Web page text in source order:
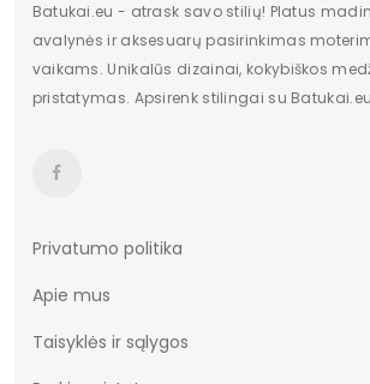
Batukai.eu - atrask savo stilių! Platus
avalynės ir aksesuarų pasirinkimas
vaikams. Unikalūs dizainai, kokybiškos
pristatymas. Apsirenk stilingai su
Privatumo politika
Apie mus
Taisyklės ir sąlygos